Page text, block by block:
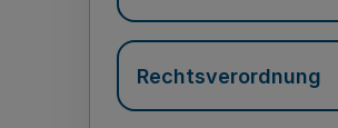
Rechtsverordnung